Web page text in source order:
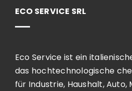
ECO SERVICE SRL
Eco Service ist ein
das hochtechnologische
für Industrie, Haushalt, Auto,